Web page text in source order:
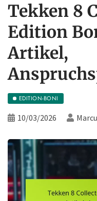
Tekken 8
Edition
Artikel,
EDITION-BONI
10/03/2026